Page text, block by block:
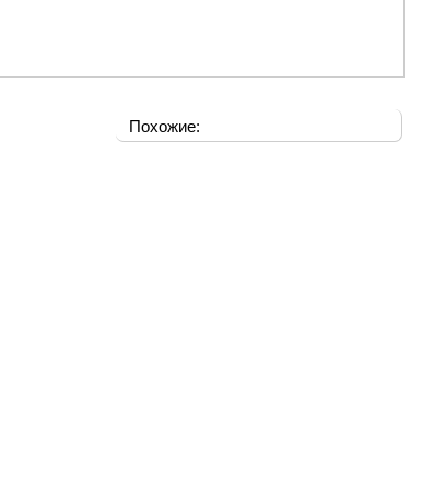
Похожие: